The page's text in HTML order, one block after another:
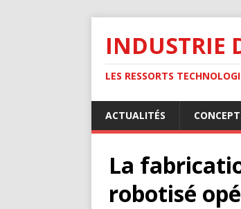
INDUSTRIE
LES RESSORTS
ACTUALITÉS
La
robotisé